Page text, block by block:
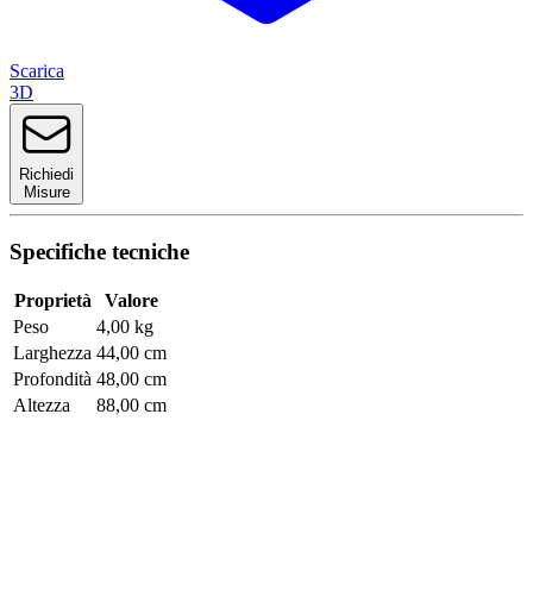
Scarica
3D
Richiedi
Misure
Specifiche tecniche
Proprietà
Valore
Peso
4,00 kg
Larghezza 44,00 cm
Profondità 48,00 cm
Altezza
88,00 cm